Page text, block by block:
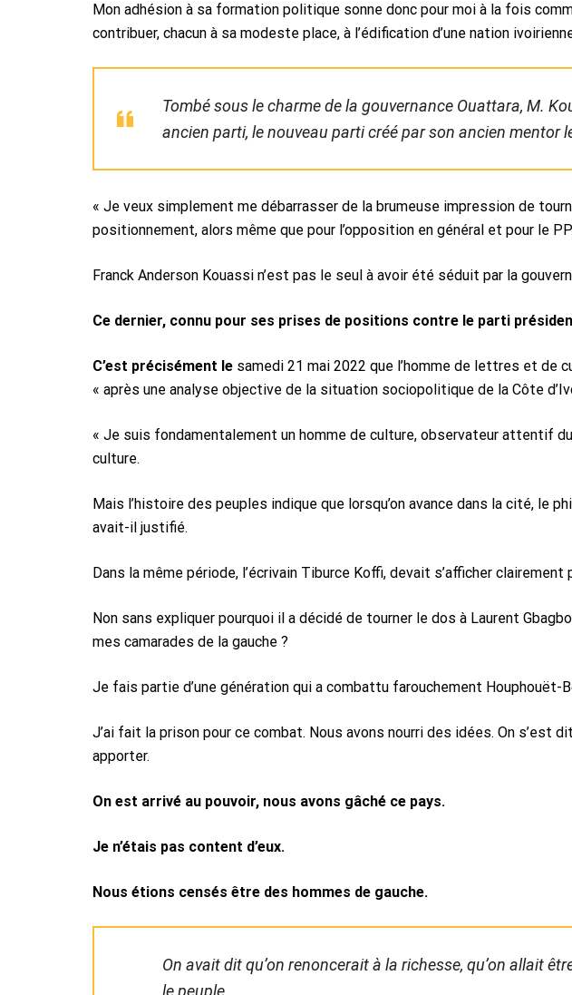
Mon adhésion à sa formation politique sonne donc pour moi à la fois
contribuer, chacun à sa modeste place, à l’édification d’une nation
Tombé sous le charme de la gouvernance Ouattara, M.
ancien parti, le nouveau parti créé par son ancien mentor
« Je veux simplement me débarrasser de la brumeuse impression de
positionnement, alors même que pour l’opposition en général et pour le
Franck Anderson Kouassi n’est pas le seul à avoir été séduit par la
Ce dernier, connu pour ses prises de positions contre le parti
C’est précisément le samedi 21 mai 2022 que l’homme de lettres et de
« après une analyse objective de la situation sociopolitique de la Côte
« Je suis fondamentalement un homme de culture, observateur attentif
culture.
Mais l’histoire des peuples indique que lorsqu’on avance dans la cité, le
avait-il justifié.
Dans la même période, l’écrivain Tiburce Koffi, devait s’afficher clairement
Non sans expliquer pourquoi il a décidé de tourner le dos à Laurent
mes camarades de la gauche ?
Je fais partie d’une génération qui a combattu farouchement Houphouët-
J’ai fait la prison pour ce combat. Nous avons nourri des idées. On s’est
apporter.
On est arrivé au pouvoir, nous avons gâché ce pays.
Je n’étais pas content d’eux.
Nous étions censés être des hommes de gauche.
On avait dit qu’on renoncerait à la richesse, qu’on allait
le peuple.